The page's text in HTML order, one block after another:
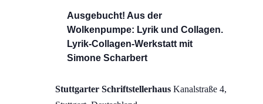
Ausgebucht! Aus der
Wolkenpumpe: Lyrik und Collagen.
Lyrik-Collagen-Werkstatt mit
Simone Scharbert
Stuttgarter Schriftstellerhaus Kanalstraße 4,